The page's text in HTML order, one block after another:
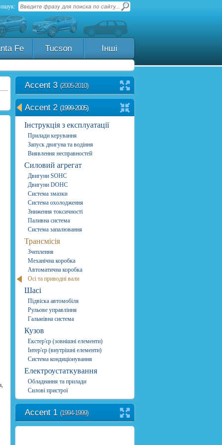
Fe Tucson Інші
Accent 3 (2005-2010)
Accent 2 (1999-2005)
Інструкція з експлуатації
Прилади керування
Запуск двигуна та водіння
Виявлення несправностей
Силовий агрегат
Двигуни SOHC
Двигуни DOHC
Система змазки
Система охолодження
Зниження токсичності
Паливна система
Система запалювання
Трансмісія
Зчеплення
Механічна коробка
Автоматична коробка
Осі та приводні вали
Шасі
Підвіска автомобіля
Рульове управління
Гальмівна система
Кузов
Екстер'єр (зовнішні елементи)
Інтер'єр (внутрішні елементи)
Система кондиціонування
Електроустаткування
Обладнання та прилади
Силові пристрої
Accent 1 (1994-1999)